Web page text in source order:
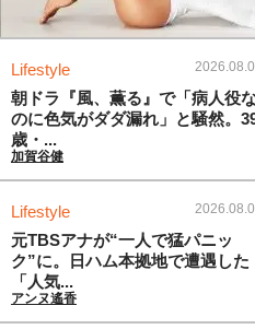
Lifestyle
朝ドラ『風、薫る』で「病人役
のに色気がダダ漏れ」と騒然。
歳・...
加賀谷健
Lifestyle
元TBSアナが“一人で猛パニッ
ク”に。日ハム本拠地で遭遇した
「人気...
アンヌ遙香